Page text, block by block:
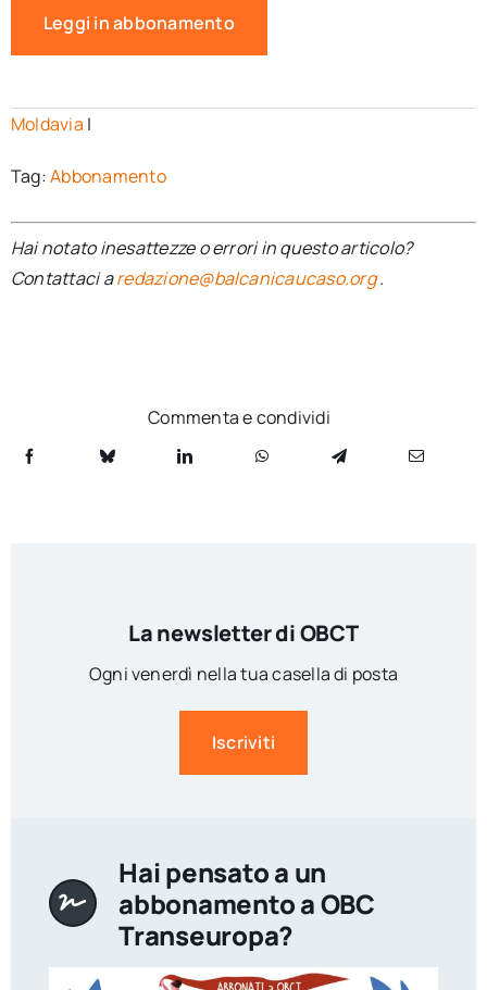
Leggi in abbonamento
Moldavia |
Tag:Abbonamento
Hai notato inesattezze o errori in questo articolo?
Contattaci aredazione@balcanicaucaso.org.
Commenta e condividi
La newsletter di OBCT
Ogni venerdì nella tua casella di posta
Iscriviti
Hai pensato a un
abbonamento a OBC
Transeuropa?